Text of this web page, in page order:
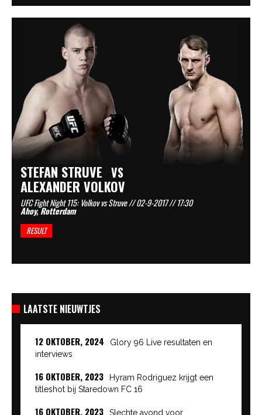
STEFAN STRUVE VS
ALEXANDER VOLKOV
UFC Fight Night 115: Volkov vs Struve // 02-9-2017 // 17:30
Ahoy, Rotterdam
RESULT
LAATSTE NIEUWTJES
12 OKTOBER, 2024
Glory 96 Live resultaten en
interviews
16 OKTOBER, 2023
Hyram Rodriguez krijgt een
titleshot bij Staredown FC 16
16 OKTOBER, 2023
Slechte avond voor